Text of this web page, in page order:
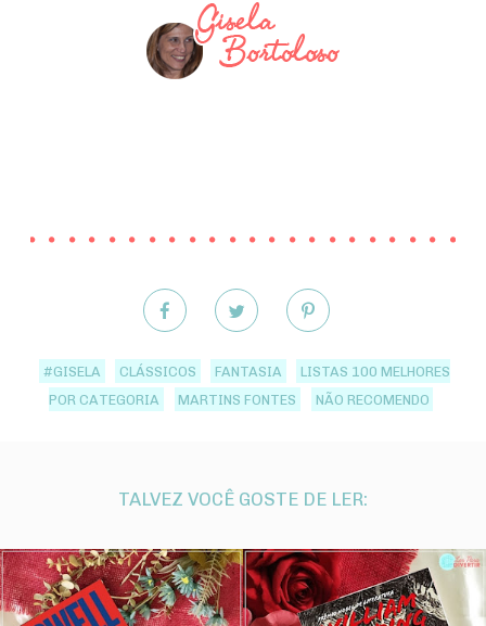
#GISELA CLÁSSICOS FANTASIA
LISTAS 100 MELHORES
POR CATEGORIA
MARTINS FONTES NÃO RECOMENDO
TALVEZ VOCÊ GOSTE DE LER: